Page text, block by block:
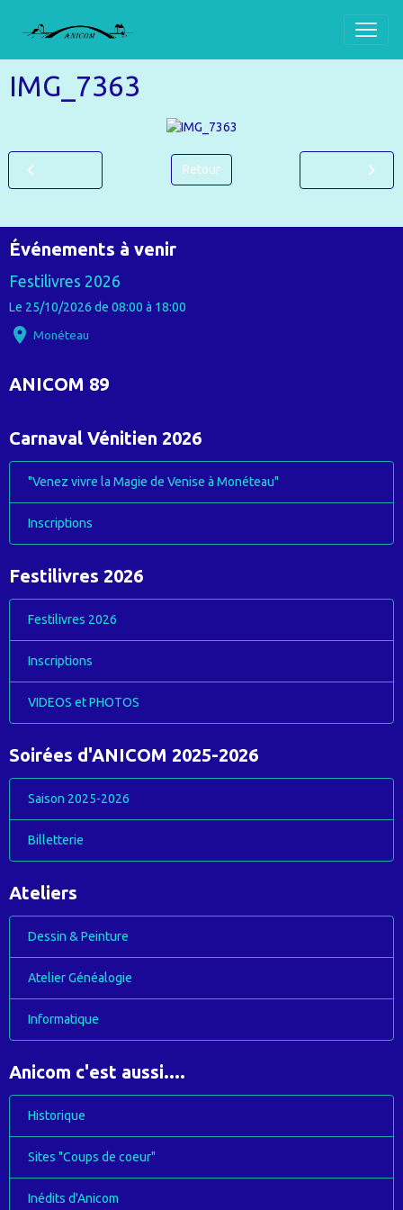
IMG_7363
Retour
Événements à venir
Festilivres 2026
Le 25/10/2026 de 08:00 à 18:00
Monéteau
ANICOM 89
Carnaval Vénitien 2026
"Venez vivre la Magie de Venise à Monéteau"
Inscriptions
Festilivres 2026
Festilivres 2026
Inscriptions
VIDEOS et PHOTOS
Soirées d'ANICOM 2025-2026
Saison 2025-2026
Billetterie
Ateliers
Dessin & Peinture
Atelier Généalogie
Informatique
Anicom c'est aussi....
Historique
Sites "Coups de coeur"
Inédits d'Anicom